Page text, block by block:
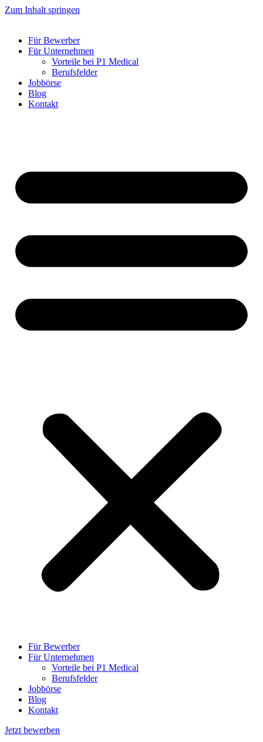
Zum Inhalt springen
Für Bewerber
Für Unternehmen
Vorteile bei P1 Medical
Berufsfelder
Jobbörse
Blog
Kontakt
Für Bewerber
Für Unternehmen
Vorteile bei P1 Medical
Berufsfelder
Jobbörse
Blog
Kontakt
Jetzt bewerben